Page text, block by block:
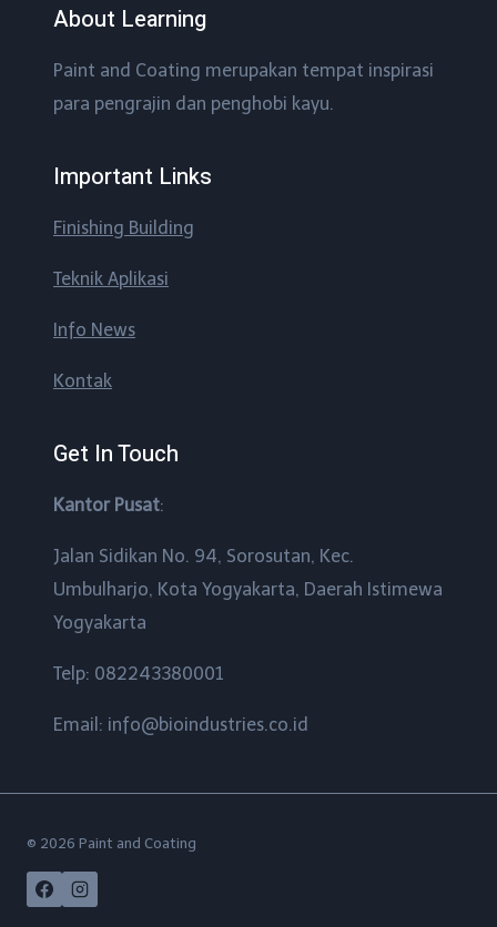
About Learning
Paint and Coating merupakan tempat inspirasi
para pengrajin dan penghobi kayu.
Important Links
Finishing Building
Teknik Aplikasi
Info News
Kontak
Get In Touch
Kantor Pusat:
Jalan Sidikan No. 94, Sorosutan, Kec.
Umbulharjo, Kota Yogyakarta, Daerah Istimewa
Yogyakarta
Telp: 082243380001
Email: info@bioindustries.co.id
© 2026 Paint and Coating